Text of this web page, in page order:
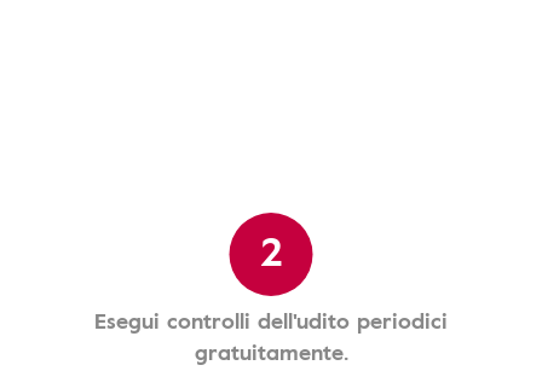
2
Esegui controlli dell'udito periodici
gratuitamente.